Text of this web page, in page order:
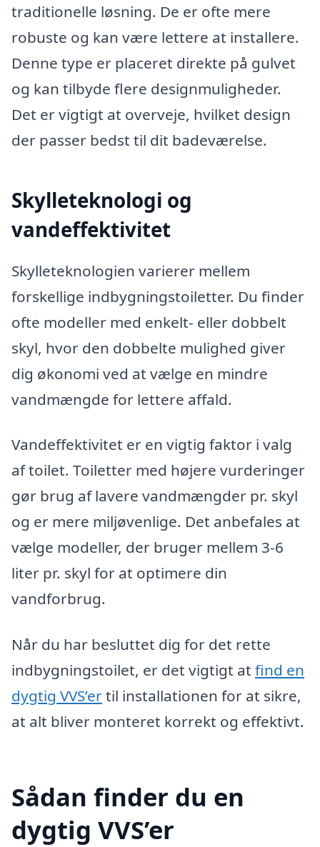
traditionelle løsning. De er ofte mere
robuste og kan være lettere at installere.
Denne type er placeret direkte på gulvet
og kan tilbyde flere designmuligheder.
Det er vigtigt at overveje, hvilket design
der passer bedst til dit badeværelse.
Skylleteknologi og
vandeffektivitet
Skylleteknologien varierer mellem
forskellige indbygningstoiletter. Du finder
ofte modeller med enkelt- eller dobbelt
skyl, hvor den dobbelte mulighed giver
dig økonomi ved at vælge en mindre
vandmængde for lettere affald.
Vandeffektivitet er en vigtig faktor i valg
af toilet. Toiletter med højere vurderinger
gør brug af lavere vandmængder pr. skyl
og er mere miljøvenlige. Det anbefales at
vælge modeller, der bruger mellem 3-6
liter pr. skyl for at optimere din
vandforbrug.
Når du har besluttet dig for det rette
indbygningstoilet, er det vigtigt at find en
dygtig VVS’ertil installationen for at sikre,
at alt bliver monteret korrekt og effektivt.
Sådan finder du en
dygtig VVS’er